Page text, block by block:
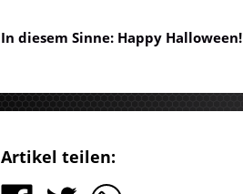
In diesem Sinne: Happy Halloween!
Artikel teilen: